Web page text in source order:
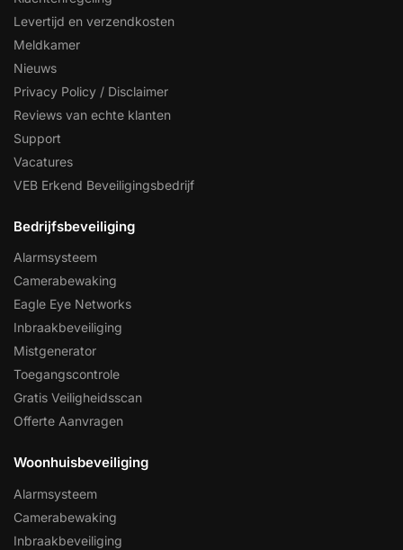
Levertijd en verzendkosten
Meldkamer
Nieuws
Privacy Policy / Disclaimer
Reviews van echte klanten
Support
Vacatures
VEB Erkend Beveiligingsbedrijf
Bedrijfsbeveiliging
Alarmsysteem
Camerabewaking
Eagle Eye Networks
Inbraakbeveiliging
Mistgenerator
Toegangscontrole
Gratis Veiligheidsscan
Offerte Aanvragen
Woonhuisbeveiliging
Alarmsysteem
Camerabewaking
Inbraakbeveiliging